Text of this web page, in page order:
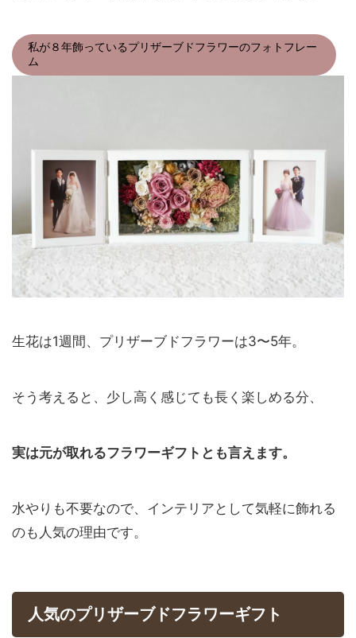
私が８年飾っているプリザーブドフラワーのフォトフレー
ム
生花は1週間、プリザーブドフラワーは3〜5年。
そう考えると、少し高く感じても長く楽しめる分、
実は元が取れるフラワーギフトとも言えます。
水やりも不要なので、インテリアとして気軽に飾れる
のも人気の理由です。
人気のプリザーブドフラワーギフト